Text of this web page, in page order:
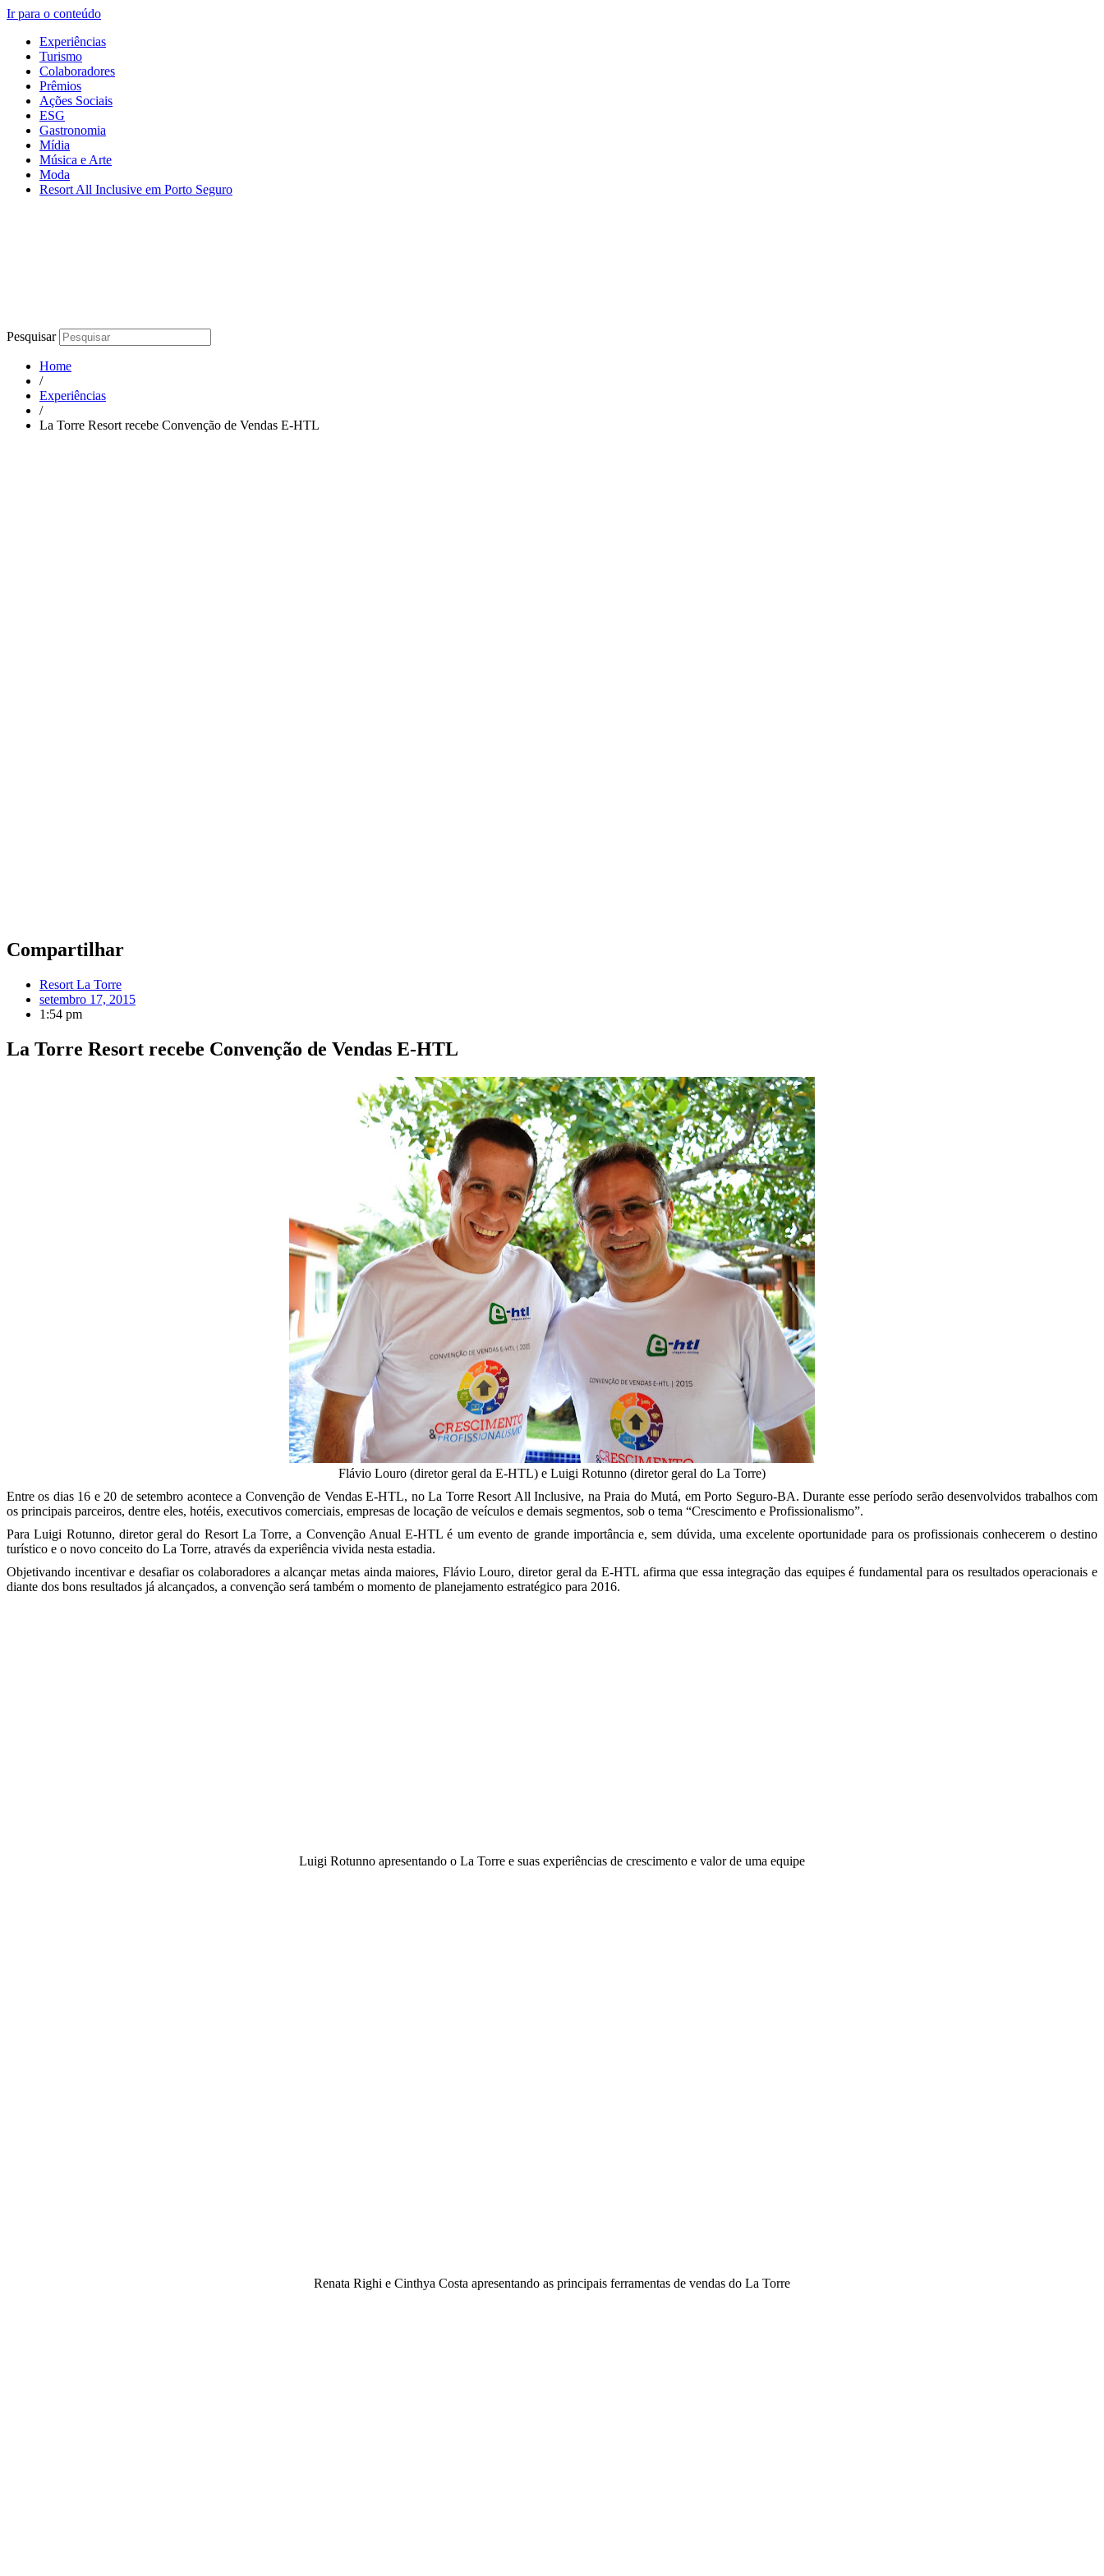
Ir para o conteúdo
Experiências
Turismo
Colaboradores
Prêmios
Ações Sociais
ESG
Gastronomia
Mídia
Música e Arte
Moda
Resort All Inclusive em Porto Seguro
Pesquisar
Home
/
Experiências
/
La Torre Resort recebe Convenção de Vendas E-HTL
Compartilhar
Resort La Torre
setembro 17, 2015
1:54 pm
La Torre Resort recebe Convenção de Vendas E-HTL
Flávio Louro (diretor geral da E-HTL) e Luigi Rotunno (diretor geral do La Torre)
Entre os dias 16 e 20 de setembro acontece a Convenção de Vendas E-HTL, no La Torre Resort All Inclusive, na Praia do Mutá, em Porto Seguro-BA. Durante esse período serão desenvolvidos trabalhos com
os principais parceiros, dentre eles, hotéis, executivos comerciais, empresas de locação de veículos e demais segmentos, sob o tema “Crescimento e Profissionalismo”.
Para Luigi Rotunno, diretor geral do Resort La Torre, a Convenção Anual E-HTL é um evento de grande importância e, sem dúvida, uma excelente oportunidade para os profissionais conhecerem o destino
turístico e o novo conceito do La Torre, através da experiência vivida nesta estadia.
Objetivando incentivar e desafiar os colaboradores a alcançar metas ainda maiores, Flávio Louro, diretor geral da E-HTL afirma que essa integração das equipes é fundamental para os resultados operacionais e
diante dos bons resultados já alcançados, a convenção será também o momento de planejamento estratégico para 2016.
Luigi Rotunno apresentando o La Torre e suas experiências de crescimento e valor de uma equipe
Renata Righi e Cinthya Costa apresentando as principais ferramentas de vendas do La Torre